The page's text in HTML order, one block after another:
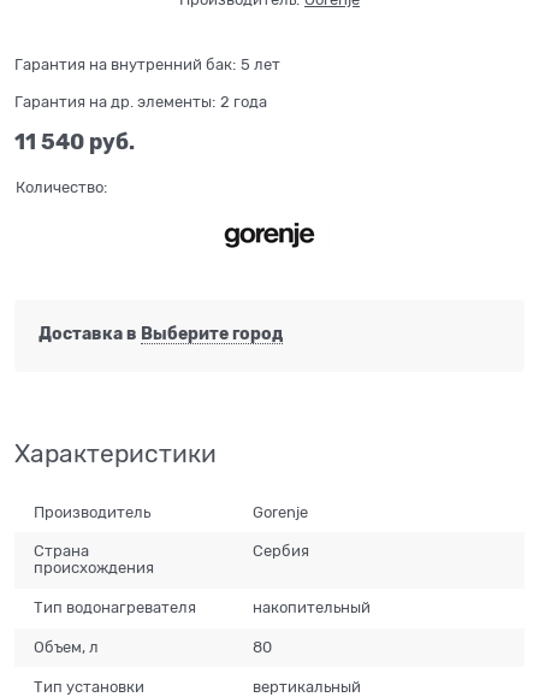
Гарантия на внутренний бак: 5 лет
Гарантия на др. элементы: 2 года
11 540 руб.
Количество:
Доставка в Выберите город
Характеристики
Производитель Gorenje
Страна
происхождения
Сербия
Тип водонагревателя накопительный
Объем, л 80
Тип установки вертикальный